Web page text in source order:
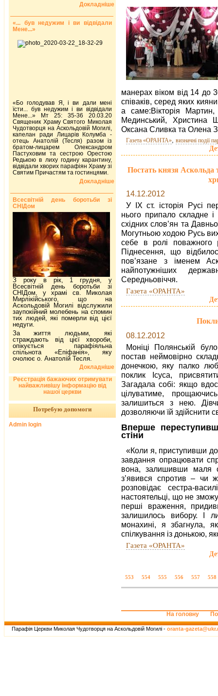
манерах віком від 14 до
співаків, серед яких
а саме:Вікторія
Мединський, Христина
Оксана Сливка та Олена
Газета «ОРАНТА», визначні події
Постать князя Аскольда
14.12.2012
У IX ст. історія Русі
нього припало складне
східних слов’ян та
Могутньою ходою Русь
себе в ролі по­важного
Піднесення, що
пов’язане з іменем
найпотужніших
Середньовіччя.
Газета «ОРАНТА»
08.12.2012
Моніці Полянській
постав неймовірно
донечкою, яку палко
поклик Ісуса,
Загадала собі: якщо
цілуватиме,
залишиться з нею.
дозволяючи їй здійснити
Вперше
стіни
«Коли я, приступивши до
завдання опрацювати
вона, залишивши маля
з’явився спротив – чи
розповідає сестра-
настоятельці, що не
перші враження,
залишилось вибору. І
монахині, я збагнула,
спілкування із донькою,
Газета «ОРАНТА»
553 554 555 556 557 558
Докладніше
«... був недужим і ви відвідали
Мене...»
«Бо голодував Я, і ви дали мені
їсти... був недужим і ви відвідали
Мене...» Мт 25: 35-36 20.03.20
Священик Храму Святого Миколая
Чудотворця на Аскольдовій Могилі,
капелан ради Лицарів Колумба -
отець Анатолій (Тесля) разом із
братом-лицарем Олександром
Пастуховим та сестрою Орестою
Редькою в лиху годину карантину,
відвідали хворих парафіян Храму зі
Святим Причастям та гостинцями.
Докладніше
Всесвітній день боротьби зі
СНІДом
З року в рік, 1 грудня, у
Всесвітній день боротьби зі
СНІДом, у храмі св. Миколая
Мирлікійського, що на
Аскольдовій Могилі відслужили
заупокійний молебень на спомин
тих людей, які померли від цієї
недуги.
За життя людьми, які
страждають від цієї хвороби,
опікується парафіяльна
спільнота «Епіфанія», яку
очолює о. Анатолій Тесля.
Докладніше
Реєстрація бажаючих отримувати
найважливішу інформацію від
нашої церкви
Потребую допомоги
Admin login
На головну
Парафія Церкви Миколая Чудотворця на Аскольдовій Могилі - oranta-